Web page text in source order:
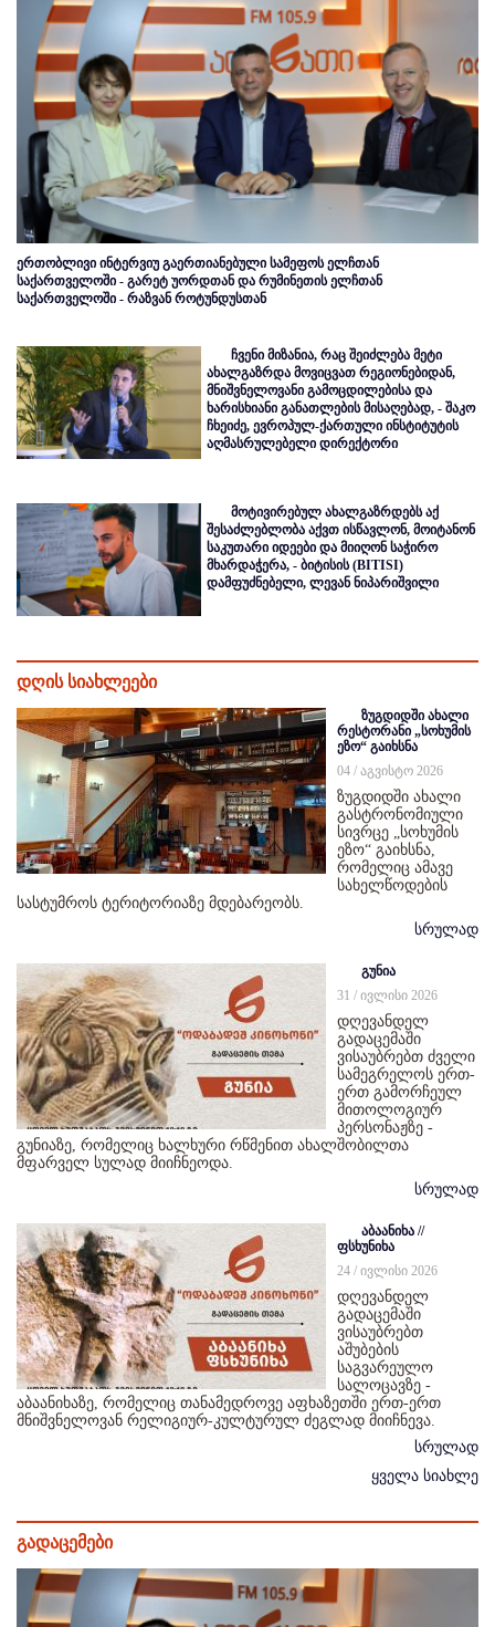
ერთობლივი ინტერვიუ გაერთიანებული სამეფოს ელჩთან
საქართველოში - გარეტ უორდთან და რუმინეთის ელჩთან
საქართველოში - რაზვან როტუნდუსთან
ჩვენი მიზანია, რაც შეიძლება მეტი
ახალგაზრდა მოვიცვათ რეგიონებიდან,
მნიშვნელოვანი გამოცდილებისა და
ხარისხიანი განათლების მისაღებად, - შაკო
ჩხეიძე, ევროპულ-ქართული ინსტიტუტის
აღმასრულებელი დირექტორი
მოტივირებულ ახალგაზრდებს აქ
შესაძლებლობა აქვთ ისწავლონ, მოიტანონ
საკუთარი იდეები და მიიღონ საჭირო
მხარდაჭერა, - ბიტისის (BITISI)
დამფუძნებელი, ლევან ნიპარიშვილი
დღის სიახლეები
ზუგდიდში ახალი
რესტორანი „სოხუმის
ეზო“ გაიხსნა
04 / აგვისტო 2026
ზუგდიდში ახალი
გასტრონომიული
სივრცე „სოხუმის
ეზო“ გაიხსნა,
რომელიც ამავე
სახელწოდების
სასტუმროს ტერიტორიაზე მდებარეობს.
სრულად
გუნია
31 / ივლისი 2026
დღევანდელ
გადაცემაში
ვისაუბრებთ ძველი
სამეგრელოს ერთ-
ერთ გამორჩეულ
მითოლოგიურ
პერსონაჟზე -
გუნიაზე, რომელიც ხალხური რწმენით ახალშობილთა
მფარველ სულად მიიჩნეოდა.
სრულად
აბაანიხა //
ფსხუნიხა
24 / ივლისი 2026
დღევანდელ
გადაცემაში
ვისაუბრებთ
აშუბების
საგვარეულო
სალოცავზე -
აბაანიხაზე, რომელიც თანამედროვე აფხაზეთში ერთ-ერთ
მნიშვნელოვან რელიგიურ-კულტურულ ძეგლად მიიჩნევა.
სრულად
ყველა სიახლე
გადაცემები